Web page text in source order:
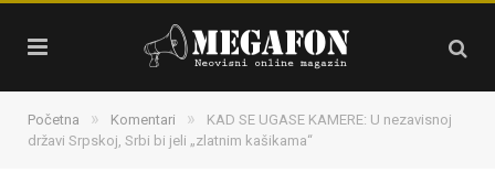
Početna » Komentari »
KAD SE UGASE KAMERE: U nezavisnoj
državi Srpskoj, Srbi bi jeli „zlatnim kašikama“